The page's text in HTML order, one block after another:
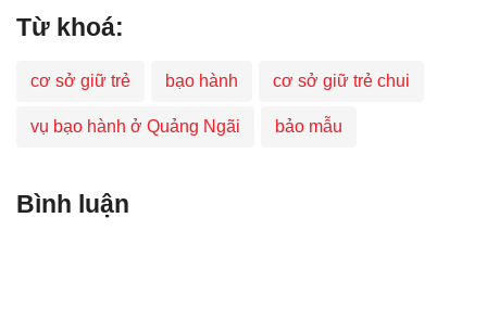
Từ khoá:
cơ sở giữ trẻ bạo hành cơ sở giữ trẻ chui
vụ bạo hành ở Quảng Ngãi bảo mẫu
Bình luận